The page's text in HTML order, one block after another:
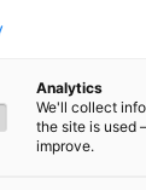
Analytics
We'll collect
the site is used
improve.